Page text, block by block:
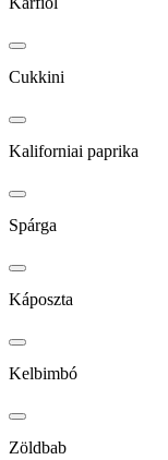
Cukkini
Kaliforniai paprika
Spárga
Káposzta
Kelbimbó
Zöldbab